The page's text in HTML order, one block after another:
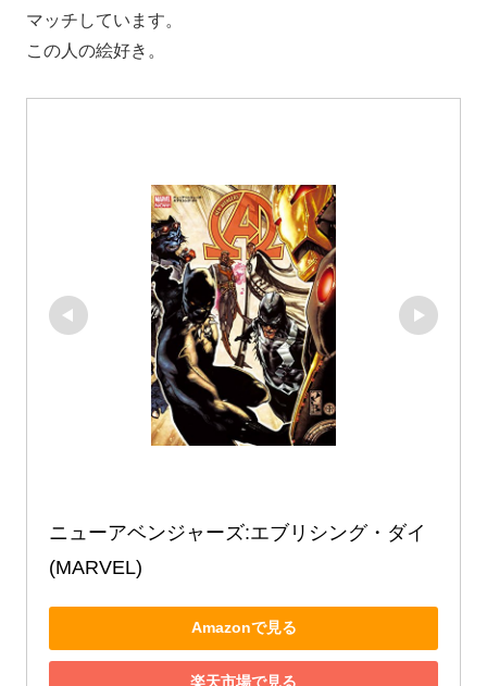
マッチしています。
この人の絵好き。
ニューアベンジャーズ:エブリシング・ダイ
(MARVEL)
Amazonで見る
楽天市場で見る